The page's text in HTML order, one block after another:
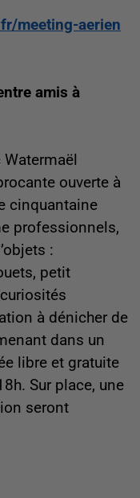
meeting-aerien
amis à
ouverte à
cinquantaine
professionnels,
:
petit
à dénicher de
dans un
libre et gratuite
Sur place, une
seront